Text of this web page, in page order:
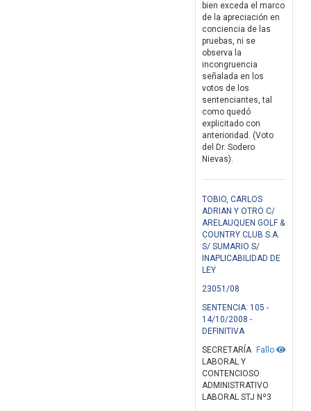
bien exceda el marco
de la apreciación en
conciencia de las
pruebas, ni se
observa la
incongruencia
señalada en los
votos de los
sentenciantes, tal
como quedó
explicitado con
anterioridad. (Voto
del Dr. Sodero
Nievas).
TOBIO, CARLOS
ADRIAN Y OTRO C/
ARELAUQUEN GOLF &
COUNTRY CLUB S.A.
S/ SUMARIO S/
INAPLICABILIDAD DE
LEY
23051/08
SENTENCIA: 105 -
14/10/2008 -
DEFINITIVA
Fallo
SECRETARÍA
LABORAL Y
CONTENCIOSO
ADMINISTRATIVO
LABORAL STJ Nº3